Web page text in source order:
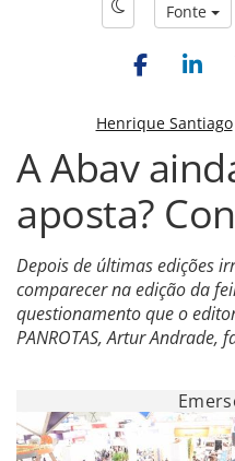
Fonte
Henrique Santiago
A Abav
aposta?
Depois de últimas edições
comparecer na edição da
questionamento que o
PANROTAS, Artur Andrade,